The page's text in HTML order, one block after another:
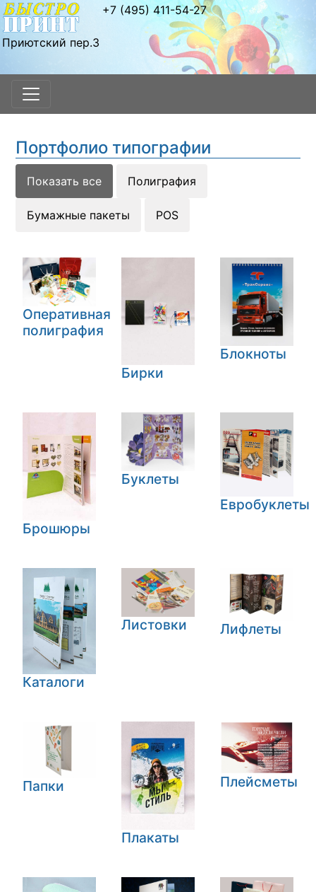
Приютский пер.3
+7 (495) 411-54-27
Портфолио типографии
Показать все Полиграфия
Бумажные пакеты POS
Оперативная
полиграфия
Бирки
Блокноты
Брошюры
Буклеты
Евробуклеты
Каталоги
Листовки Лифлеты
Папки
Плакаты
Плейсметы